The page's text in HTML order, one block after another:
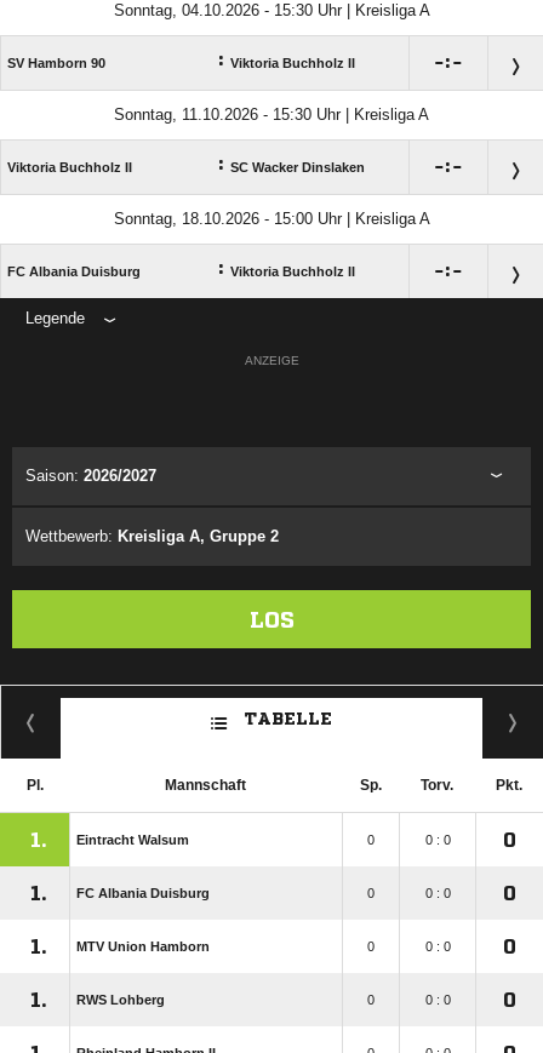
Sonntag, 04.10.2026 - 15:30 Uhr | Kreisliga A
SV Hamborn 90 : Viktoria Buchholz II :
Sonntag, 11.10.2026 - 15:30 Uhr | Kreisliga A
Viktoria Buchholz II : SC Wacker Dinslaken :
Sonntag, 18.10.2026 - 15:00 Uhr | Kreisliga A
FC Albania Duisburg : Viktoria Buchholz II :
Legende
ANZEIGE
Saison: 2026/2027
Wettbewerb: Kreisliga A, Gruppe 2
LOS
TABELLE
Pl. Mannschaft Sp. Torv. Pkt.
1. Eintracht Walsum 0 0 : 0 0
1. FC Albania Duisburg 0 0 : 0 0
1. MTV Union Hamborn 0 0 : 0 0
1. RWS Lohberg 0 0 : 0 0